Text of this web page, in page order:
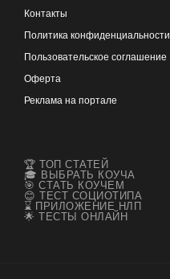
Контакты
Политика конфиденциальности
Пользовательское соглашение
Оферта
Реклама на портале
🏆 ТОП СТАТЕЙ
🎓 ВЫБРАТЬ КОУЧА
🎯 СТАТЬ КОУЧЕМ
😊 ТЕСТ СОЦИОТИПА
⌛ ПРИЛОЖЕНИЕ НЛП
🌟 ТЕСТЫ ОНЛАЙН